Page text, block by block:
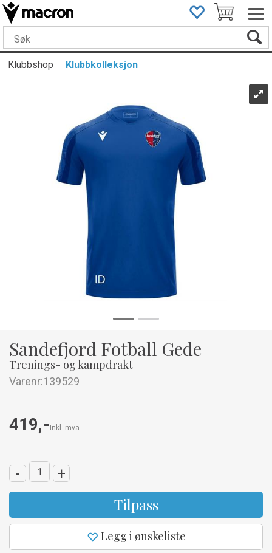
Klubbshop Klubbkolleksjon
Sandefjord Fotball Gede
Trenings- og kampdrakt
Varenr:139529
419,- Inkl. mva
- +
Tilpass
Legg i ønskeliste